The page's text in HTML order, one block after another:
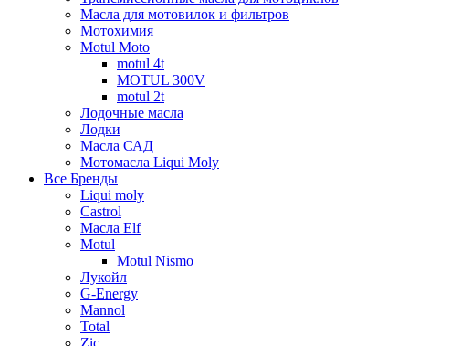
Масла для мотовилок и фильтров
Мотохимия
Motul Moto
motul 4t
MOTUL 300V
motul 2t
Лодочные масла
Лодки
Масла САД
Мотомасла Liqui Moly
Все Бренды
Liqui moly
Castrol
Масла Elf
Motul
Motul Nismo
Лукойл
G-Energy
Mannol
Total
Zic